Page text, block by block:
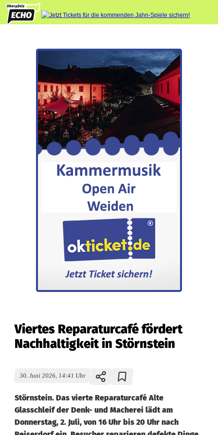
Viertes Reparaturcafé fördert
Nachhaltigkeit in Störnstein
30. Juni 2026, 14:41 Uhr
Störnstein. Das vierte Reparaturcafé Alte
Glasschleif der Denk- und Macherei lädt am
Donnerstag, 2. Juli, von 16 Uhr bis 20 Uhr nach